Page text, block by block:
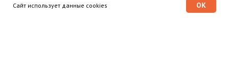
Сайт использует данные cookies OK